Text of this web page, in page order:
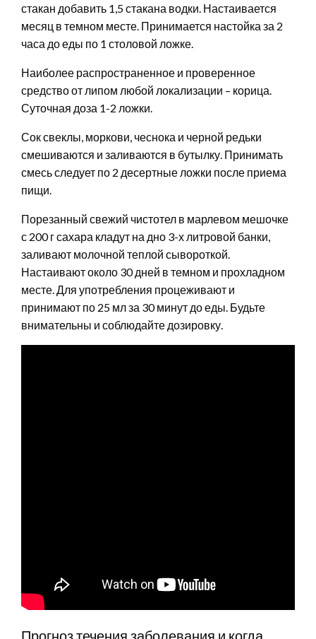
стакан добавить 1,5 стакана водки. Настаивается
месяц в темном месте. Принимается настойка за 2
часа до еды по 1 столовой ложке.
Наиболее распространенное и проверенное
средство от липом любой локализации – корица.
Суточная доза 1-2 ложки.
Сок свеклы, моркови, чеснока и черной редьки
смешиваются и заливаются в бутылку. Принимать
смесь следует по 2 десертные ложки после приема
пищи.
Порезанный свежий чистотел в марлевом мешочке
с 200 г сахара кладут на дно 3-х литровой банки,
заливают молочной теплой сывороткой.
Настаивают около 30 дней в темном и прохладном
месте. Для употребления процеживают и
принимают по 25 мл за 30 минут до еды. Будьте
внимательны и соблюдайте дозировку.
Прогноз течения заболевания и когда